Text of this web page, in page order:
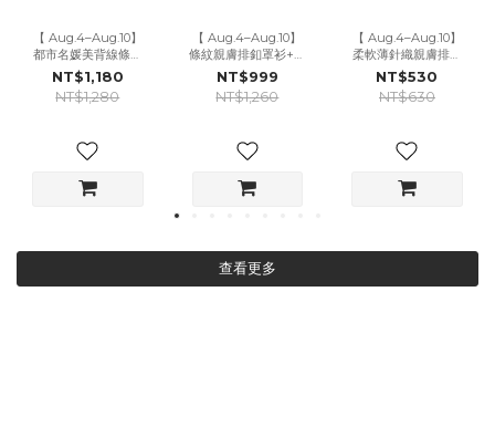
【 Aug.4–Aug.10】
都市名媛美背線條垂
領上衣+貼腿喇叭褲
SET-3色 (附胸墊)
NT$1,180
NT$1,280
【 Aug.4–Aug.10】
條紋親膚排釦罩衫+好
身材細肩螺紋抓皺短
洋SET
NT$999
NT$1,260
【 Aug.4–Aug.10】
柔軟薄針織親膚排扣
罩衫-6色 (2件$1000)
NT$530
NT$630
查看更多